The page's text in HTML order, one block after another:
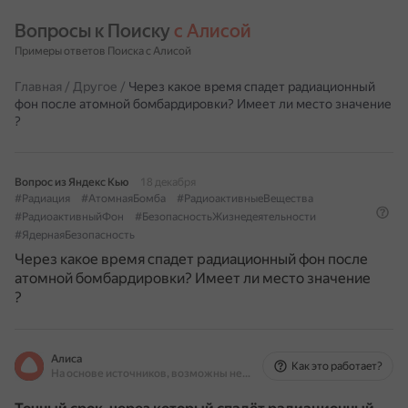
Вопросы к Поиску с Алисой
Примеры ответов Поиска с Алисой
Главная / Другое / Через какое время спадет радиационный
фон после атомной бомбардировки? Имеет ли место значение
?
Вопрос из Яндекс Кью
18 декабря
#Радиация
#АтомнаяБомба
#РадиоактивныеВещества
#РадиоактивныйФон
#БезопасностьЖизнедеятельности
#ЯдернаяБезопасность
Через какое время спадет радиационный фон после
атомной бомбардировки? Имеет ли место значение
?
Алиса
На основе источников, возможны неточности
Как это работает?